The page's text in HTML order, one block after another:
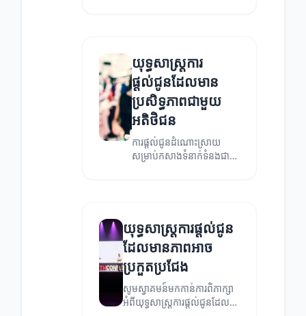
យុទ្ធសាស្ត្រការ
ផ្តល់ជូនដែលមាន
ប្រសិទ្ធភាពជាមួយ
អតិថិជន
ការផ្តល់ជូនដំណោះស្រាយ
សម្រាប់កសាងទំនាក់ទំនងជា
យុទ្ធសាស្ត្រការផ្តល់ជូន
ដែលមានភាពអាច
ប្រកួតប្រជែង
សូមស្វាគមន៍មកកាន់ការពិភាក្សា
អំពីយុទ្ធសាស្ត្រការផ្តល់ជូនដែល